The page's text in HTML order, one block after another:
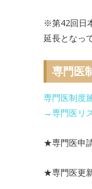
※第42回日
延長となっ
専門医
専門医制度
→専門医リ
★専門医申
★専門医更